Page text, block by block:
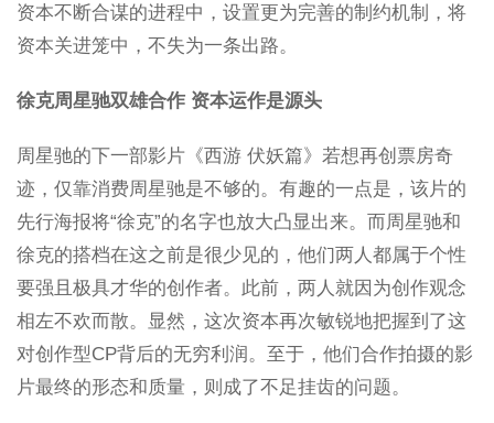
资本不断合谋的进程中，设置更为完善的制约机制，将
资本关进笼中，不失为一条出路。
徐克周星驰双雄合作 资本运作是源头
周星驰的下一部影片《西游 伏妖篇》若想再创票房奇
迹，仅靠消费周星驰是不够的。有趣的一点是，该片的
先行海报将“徐克”的名字也放大凸显出来。而周星驰和
徐克的搭档在这之前是很少见的，他们两人都属于个性
要强且极具才华的创作者。此前，两人就因为创作观念
相左不欢而散。显然，这次资本再次敏锐地把握到了这
对创作型CP背后的无穷利润。至于，他们合作拍摄的影
片最终的形态和质量，则成了不足挂齿的问题。